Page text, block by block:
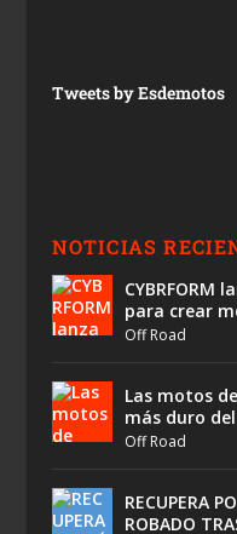
Tweets by Esdemotos
NOTICIAS
para crear
Off Road
Las motos
más duro
Off Road
RECUPERA
ROBADO